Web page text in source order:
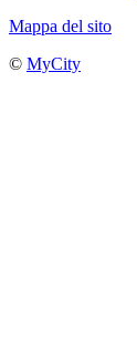
Mappa del sito
© MyCity